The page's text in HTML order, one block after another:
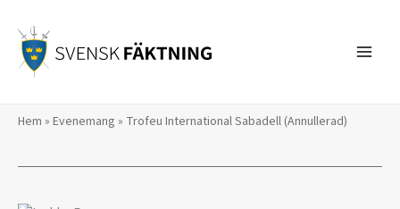
innehåll
Hem » Evenemang » Trofeu International Sabadell (Annullerad)